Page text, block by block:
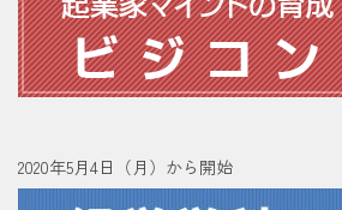
2020年5月4日（月）から開始